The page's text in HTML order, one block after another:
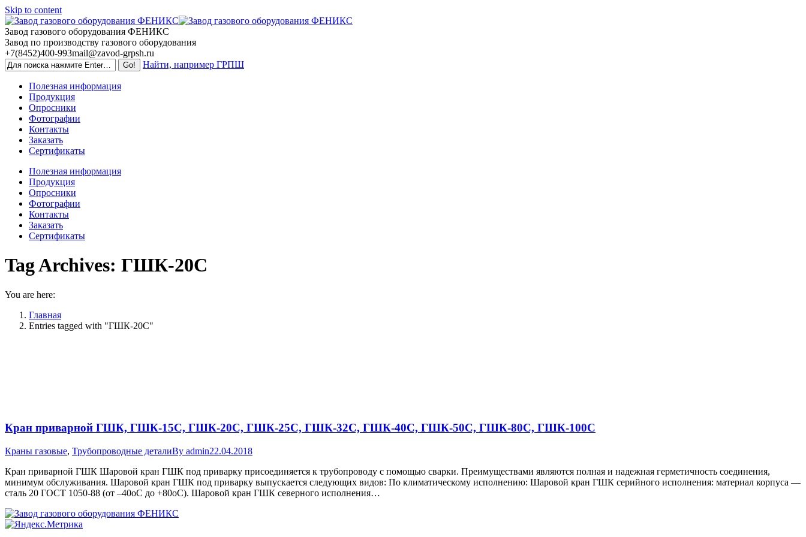
Skip to content
Завод газового оборудования ФЕНИКС
Завод по производству газового оборудования
+7(8452)400-993mail@zavod-grpsh.ru
Найти, например ГРПШ
Полезная информация
Продукция
Опросники
Фотографии
Контакты
Заказать
Сертификаты
Полезная информация
Продукция
Опросники
Фотографии
Контакты
Заказать
Сертификаты
Tag Archives: ГШК-20С
You are here:
Главная
Entries tagged with "ГШК-20С"
Кран приварной ГШК, ГШК-15С, ГШК-20С, ГШК-25С, ГШК-32С, ГШК-40С, ГШК-50С, ГШК-80С, ГШК-100С
Краны газовые, Трубопроводные деталиBy admin22.04.2018
Кран приварной ГШК Шаровой кран ГШК под приварку присоединяется к трубопроводу с помощью сварки. Преимуществами являются полная и надежная герметичность соединения,
минимум обслуживания. Шаровой кран ГШК под приварку выпускается следующих видов: По климатическому исполнению: Шаровой кран ГШК серийного исполнения: материал корпуса —
сталь 20 ГОСТ 1050-88 (от –40оС до +80оС). Шаровой кран ГШК северного исполнения…